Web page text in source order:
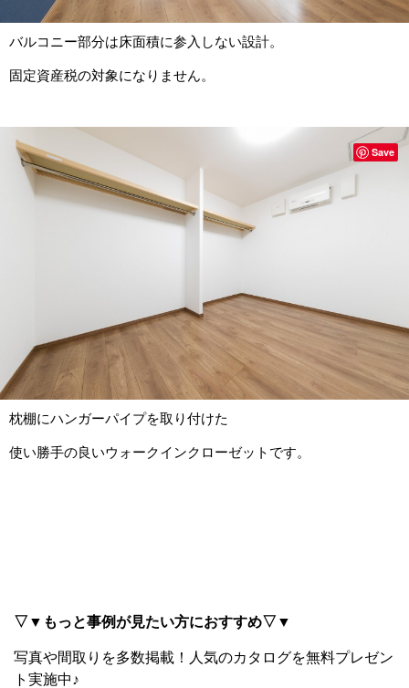
バルコニー部分は床面積に参入しない設計。
固定資産税の対象になりません。
枕棚にハンガーパイプを取り付けた
使い勝手の良いウォークインクローゼットです。
Save
▽▼もっと事例が見たい方におすすめ▽▼
写真や間取りを多数掲載！ 人気のカタログを無料プレゼン
ト実施中♪